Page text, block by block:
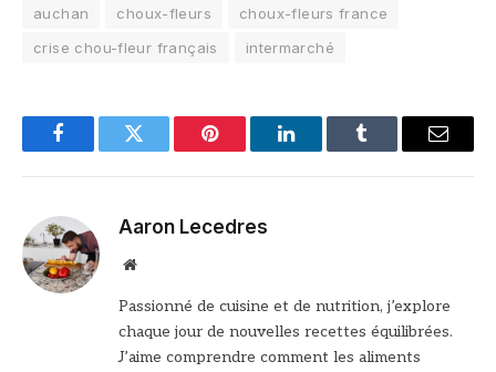
auchan choux-fleurs
choux-fleurs france
crise chou-fleur français
intermarché
FacebookTwitter Pinterest LinkedInTumblr Email
Aaron Lecedres
Site
Passionné de cuisine et de nutrition, j’explore
chaque jour de nouvelles recettes équilibrées.
J’aime comprendre comment les aliments